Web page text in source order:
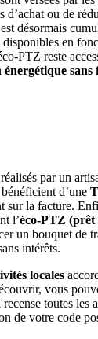
d’achat ou de
désormais
disponibles en
PTZ reste
sans
par un
d’une
sur la facture.
l’éco‑PTZ
un bouquet de
intérêts.
locales
vous
toutes les
de votre code